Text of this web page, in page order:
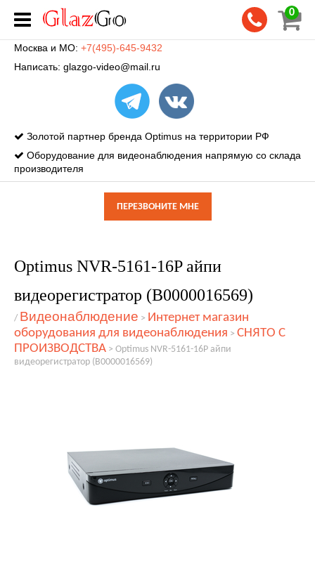
0
Москва и МО: +7(495)-645-9432
Написать: glazgo-video@mail.ru
Золотой партнер бренда Optimus на территории РФ
Оборудование для видеонаблюдения напрямую со склада
производителя
ПЕРЕЗВОНИТЕ МНЕ
Optimus NVR-5161-16P айпи
видеорегистратор (В0000016569)
/ Видеонаблюдение > Интернет магазин
оборудования для видеонаблюдения > СНЯТО С
ПРОИЗВОДСТВА > Optimus NVR-5161-16P айпи
видеорегистратор (В0000016569)